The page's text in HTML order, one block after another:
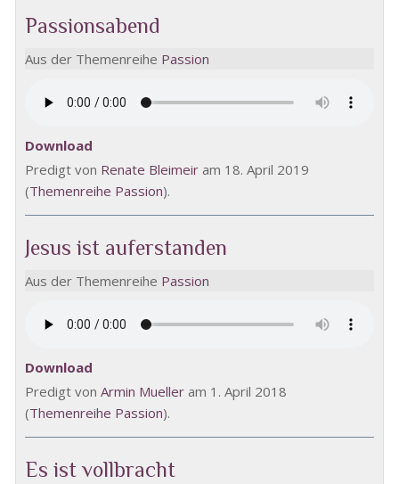
Passionsabend
Aus der Themenreihe Passion
Download
Predigt von Renate Bleimeir am 18. April 2019
(Themenreihe Passion).
Jesus ist auferstanden
Aus der Themenreihe Passion
Download
Predigt von Armin Mueller am 1. April 2018
(Themenreihe Passion).
Es ist vollbracht